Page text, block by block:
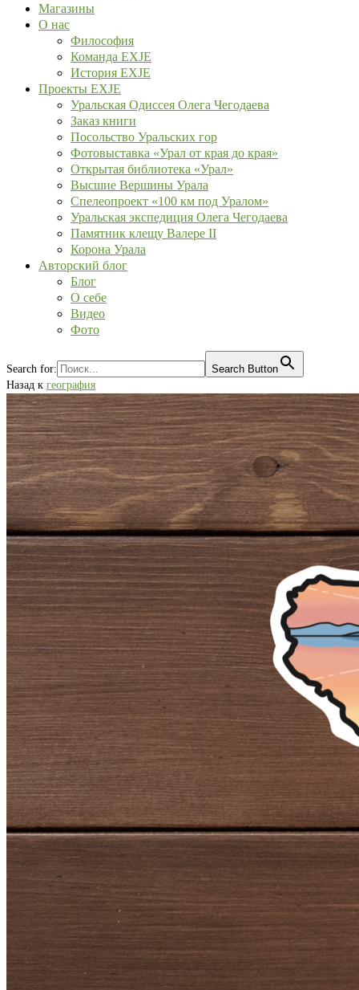
Магазины
О нас
Философия
Команда EXJE
История EXJE
Проекты EXJE
Уральская Одиссея Олега Чегодаева
Заказ книги
Посольство Уральских гор
Фотовыставка «Урал от края до края»
Открытая библиотека «Урал»
Высшие Вершины Урала
Спелеопроект «100 км под Уралом»
Уральская экспедиция Олега Чегодаева
Памятник клещу Валере II
Корона Урала
Авторский блог
Блог
О себе
Видео
Фото
Search for:
Search Button
Назад к география